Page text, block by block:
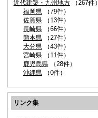
近代建築・九州地方 （267件）
福岡県 （79件）
佐賀県 （13件）
長崎県 （66件）
熊本県 （27件）
大分県 （43件）
宮崎県 （11件）
鹿児島県 （28件）
沖縄県 （0件）
リンク集